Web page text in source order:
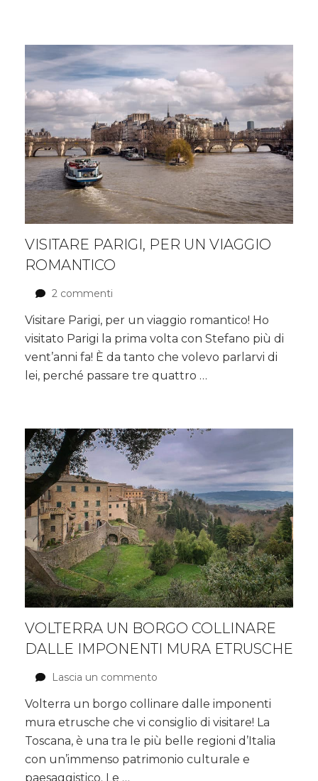
VISITARE PARIGI, PER UN VIAGGIO
ROMANTICO
2 commenti
Parigi,
per
un
romantico
Visitare Parigi, per un viaggio romantico! Ho
visitato Parigi la prima volta con Stefano più di
vent’anni fa! È da tanto che volevo parlarvi di
lei, perché passare tre quattro …
VOLTERRA UN BORGO COLLINARE
DALLE IMPONENTI MURA ETRUSCHE
Lascia un commento
un
borgo
collinare
dalle
imponenti
Volterra un borgo collinare dalle imponenti
mura etrusche che vi consiglio di visitare! La
Toscana, è una tra le più belle regioni d’Italia
con un’immenso patrimonio culturale e
paesaggistico. Le …